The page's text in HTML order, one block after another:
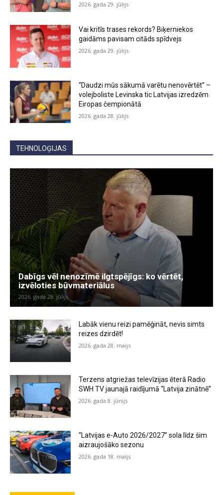
2026. gada 29. jūlijs
Vai kritīs trases rekords? Biķerniekos
gaidāms pavisam citāds spīdvejs
2026. gada 29. jūlijs
“Daudzi mūs sākumā varētu nenovērtēt” –
volejboliste Levinska tic Latvijas izredzēm
Eiropas čempionātā
2026. gada 28. jūlijs
TEHNOLOĢIJAS
Dabīgs vēl nenozīmē ilgtspējīgs: ko vērtēt,
izvēloties būvmateriālus
2026. gada 28. jūlijs
Labāk vienu reizi pamēģināt, nevis simts
reizes dzirdēt!
2026. gada 28. maijs
Terzens atgriežas televīzijas ēterā Radio
SWH TV jaunajā raidījumā “Latvija zinātnē”
2026. gada 8. jūnijs
“Latvijas e-Auto 2026/2027” sola līdz šim
aizraujošāko sezonu
2026. gada 18. maijs